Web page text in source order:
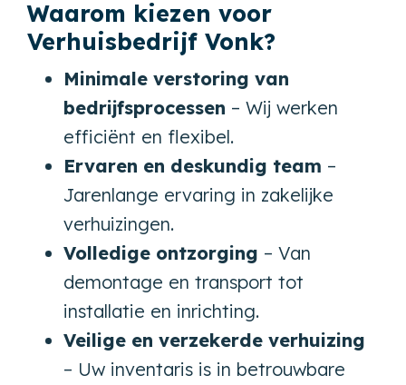
Waarom kiezen voor
Verhuisbedrijf Vonk?
Minimale verstoring van
bedrijfsprocessen – Wij werken
efficiënt en flexibel.
Ervaren en deskundig team –
Jarenlange ervaring in zakelijke
verhuizingen.
Volledige ontzorging – Van
demontage en transport tot
installatie en inrichting.
Veilige en verzekerde verhuizing
– Uw inventaris is in betrouwbare